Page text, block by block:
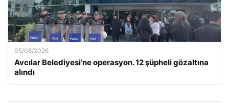
05/08/2026
Avcılar Belediyesi’ne operasyon. 12 şüpheli gözaltına
alındı